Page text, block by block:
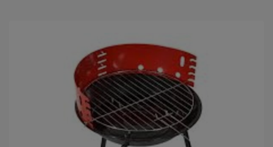
¿Olvidaste tu Contraseña?
Recordarme ACCEDER